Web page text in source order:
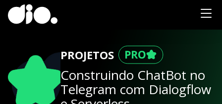
PROJETOS
Construindo ChatBot no
Telegram com Dialogflow